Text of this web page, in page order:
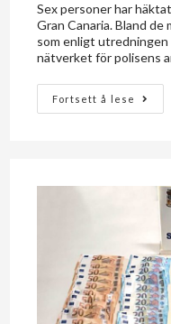
Sex personer har
Gran Canaria. Bland
som enligt utredningen
nätverket för polisens
Fortsett å lese